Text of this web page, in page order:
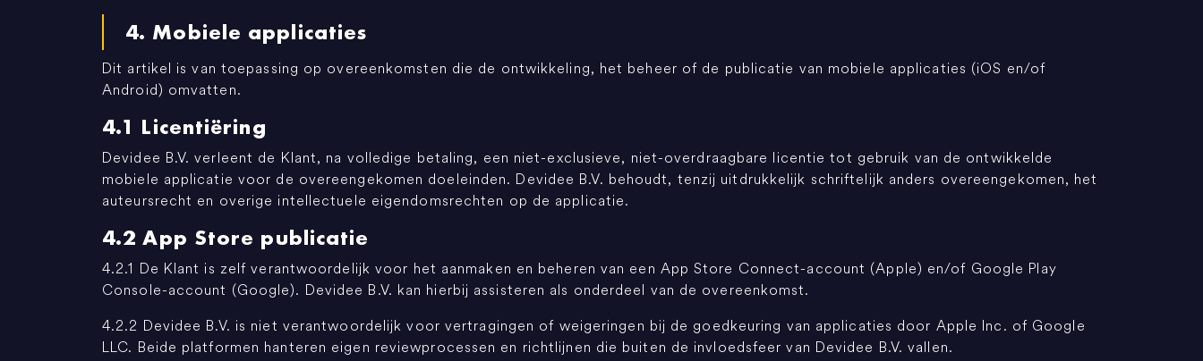
4. Mobiele applicaties
Dit artikel is van toepassing op overeenkomsten die de ontwikkeling, het beheer of de publicatie van mobiele applicaties (iOS en/of
Android) omvatten.
4.1 Licentiëring
Devidee B.V. verleent de Klant, na volledige betaling, een niet-exclusieve, niet-overdraagbare licentie tot gebruik van de ontwikkelde
mobiele applicatie voor de overeengekomen doeleinden. Devidee B.V. behoudt, tenzij uitdrukkelijk schriftelijk anders overeengekomen, het
auteursrecht en overige intellectuele eigendomsrechten op de applicatie.
4.2 App Store publicatie
4.2.1 De Klant is zelf verantwoordelijk voor het aanmaken en beheren van een App Store Connect-account (Apple) en/of Google Play
Console-account (Google). Devidee B.V. kan hierbij assisteren als onderdeel van de overeenkomst.
4.2.2 Devidee B.V. is niet verantwoordelijk voor vertragingen of weigeringen bij de goedkeuring van applicaties door Apple Inc. of Google
LLC. Beide platformen hanteren eigen reviewprocessen en richtlijnen die buiten de invloedsfeer van Devidee B.V. vallen.